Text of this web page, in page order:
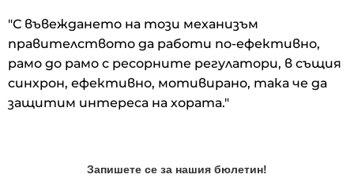
"С въвеждането на този механизъм
правителството да работи по-ефективно,
рамо до рамо с ресорните регулатори, в същия
синхрон, ефективно, мотивирано, така че да
защитим интереса на хората."